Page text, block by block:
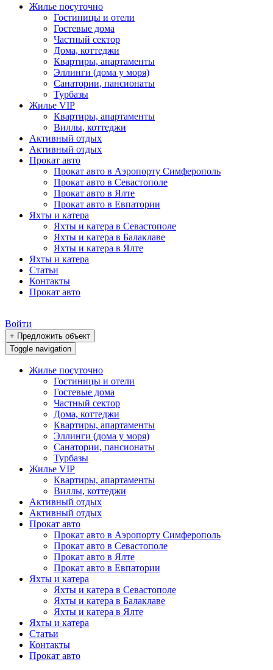
Жилье посуточно
Гостиницы и отели
Гостевые дома
Частный сектор
Дома, коттеджи
Квартиры, апартаменты
Эллинги (дома у моря)
Санатории, пансионаты
Турбазы
Жилье VIP
Квартиры, апартаменты
Виллы, коттеджи
Активный отдых
Активный отдых
Прокат авто
Прокат авто в Аэропорту Симферополь
Прокат авто в Севастополе
Прокат авто в Ялте
Прокат авто в Евпатории
Яхты и катера
Яхты и катера в Севастополе
Яхты и катера в Балаклаве
Яхты и катера в Ялте
Яхты и катера
Статьи
Контакты
Прокат авто
Войти
+ Предложить объект
Toggle navigation
Жилье посуточно
Гостиницы и отели
Гостевые дома
Частный сектор
Дома, коттеджи
Квартиры, апартаменты
Эллинги (дома у моря)
Санатории, пансионаты
Турбазы
Жилье VIP
Квартиры, апартаменты
Виллы, коттеджи
Активный отдых
Активный отдых
Прокат авто
Прокат авто в Аэропорту Симферополь
Прокат авто в Севастополе
Прокат авто в Ялте
Прокат авто в Евпатории
Яхты и катера
Яхты и катера в Севастополе
Яхты и катера в Балаклаве
Яхты и катера в Ялте
Яхты и катера
Статьи
Контакты
Прокат авто